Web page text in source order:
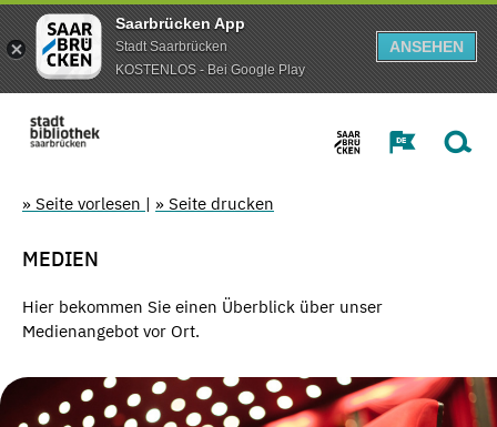
Saarbrücken App
Stadt Saarbrücken
KOSTENLOS - Bei Google Play
ANSEHEN
» Seite vorlesen | » Seite drucken
MEDIEN
Hier bekommen Sie einen Überblick über unser
Medienangebot vor Ort.